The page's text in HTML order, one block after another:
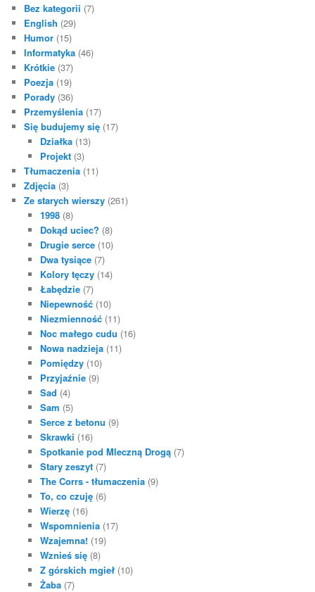
Bez kategorii (7)
English (29)
Humor (15)
Informatyka (46)
Krótkie (37)
Poezja (19)
Porady (36)
Przemyślenia (17)
Się budujemy się (17)
Działka(13)
Projekt(3)
Tłumaczenia (11)
Zdjęcia (3)
Ze starych wierszy (261)
1998(8)
Dokąd uciec? (8)
Drugie serce(10)
Dwa tysiące(7)
Kolory tęczy(14)
Łabędzie(7)
Niepewność(10)
Niezmienność(11)
Noc małego cudu (16)
Nowa nadzieja(11)
Pomiędzy(10)
Przyjaźnie(9)
Sad (4)
Sam (5)
Serce z betonu (9)
Skrawki (16)
Spotkanie pod Mleczną Drogą(7)
Stary zeszyt(7)
The Corrs - tłumaczenia(9)
To, co czuję(6)
Wierzę(16)
Wspomnienia(17)
Wzajemna!(19)
Wznieś się(8)
Z górskich mgieł(10)
Żaba(7)